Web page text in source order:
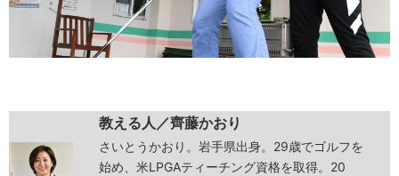
教える人／齊藤かおり
さいとうかおり。岩手県出身。29歳でゴルフを
始め、米LPGAティーチング資格を取得。20